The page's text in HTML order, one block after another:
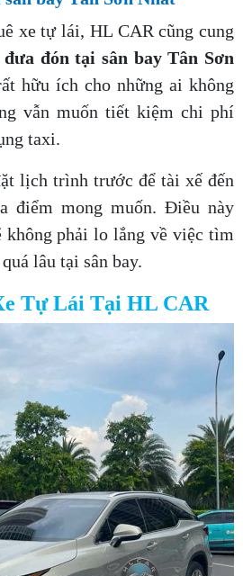
xe tự lái, HL CAR cũng cung
đưa đón tại sân bay Tân Sơn
hữu ích cho những ai không
vẫn muốn tiết kiệm chi phí
taxi.
lịch trình trước để tài xế đến
điểm mong muốn. Điều này
không phải lo lắng về việc tìm
lâu tại sân bay.
Tự Lái Tại HL CAR